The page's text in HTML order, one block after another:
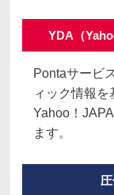
YDA（
Pontaサービ
ィック情報
Yahoo！
ます。